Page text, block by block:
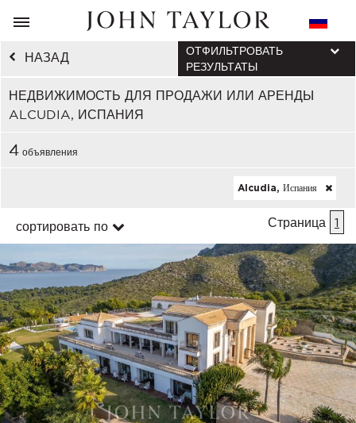
НАЗАД
НЕДВИЖИМОСТЬ ДЛЯ ПРОДАЖИ ИЛИ АРЕНДЫ
ALCUDIA, ИСПАНИЯ
ОТФИЛЬТРОВАТЬ
РЕЗУЛЬТАТЫ
4 объявления
Alcudia, Испания
сортировать по Страница 1